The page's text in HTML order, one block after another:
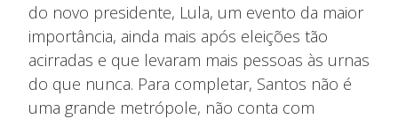
do novo presidente, Lula, um evento da maior
importância, ainda mais após eleições tão
acirradas e que levaram mais pessoas às urnas
do que nunca. Para completar, Santos não é
uma grande metrópole, não conta com